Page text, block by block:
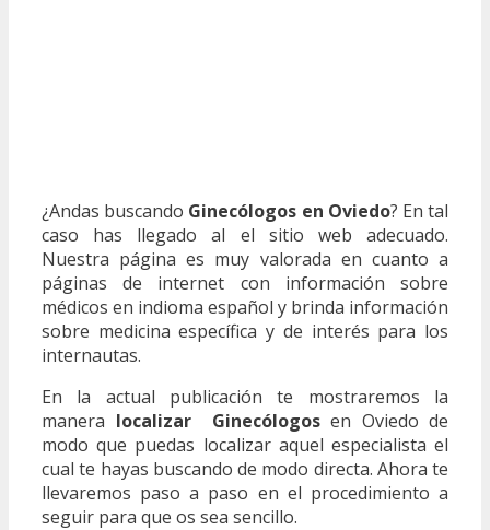
¿Andas buscando Ginecólogos en Oviedo? En tal
caso has llegado al el sitio web adecuado.
Nuestra página es muy valorada en cuanto a
páginas de internet con información sobre
médicos en indioma español y brinda información
sobre medicina específica y de interés para los
internautas.
En la actual publicación te mostraremos la
manera localizar Ginecólogosen Oviedo de
modo que puedas localizar aquel especialista el
cual te hayas buscando de modo directa. Ahora te
llevaremos paso a paso en el procedimiento a
seguir para que os sea sencillo.